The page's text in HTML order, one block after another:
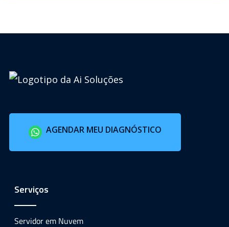
AGENDAR MEU DIAGNÓSTICO
Serviços
Servidor em Nuvem